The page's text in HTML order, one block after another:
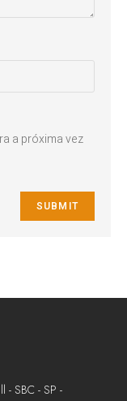
a próxima vez
- SBC - SP -